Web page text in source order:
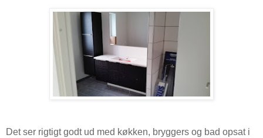
Det ser rigtigt godt ud med køkken, bryggers og bad opsat i